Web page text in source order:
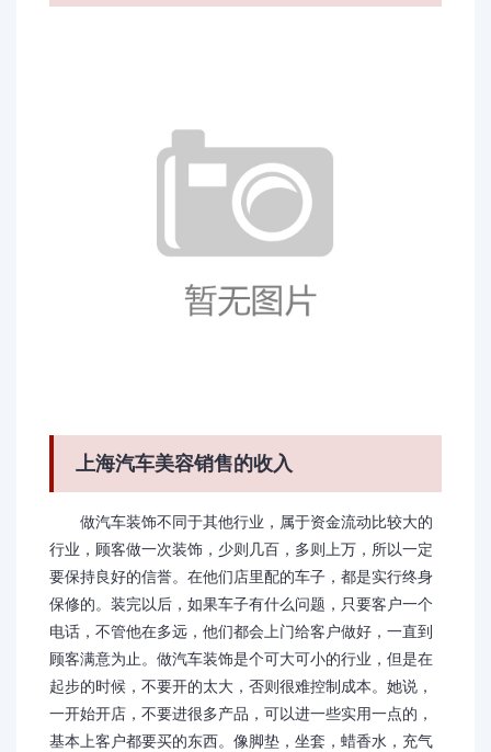
上海汽车美容销售的收入
做汽车装饰不同于其他行业，属于资金流动比较大的
行业，顾客做一次装饰，少则几百，多则上万，所以一定
要保持良好的信誉。在他们店里配的车子，都是实行终身
保修的。装完以后，如果车子有什么问题，只要客户一个
电话，不管他在多远，他们都会上门给客户做好，一直到
顾客满意为止。做汽车装饰是个可大可小的行业，但是在
起步的时候，不要开的太大，否则很难控制成本。她说，
一开始开店，不要进很多产品，可以进一些实用一点的，
基本上客户都要买的东西。像脚垫，坐套，蜡香水，充气